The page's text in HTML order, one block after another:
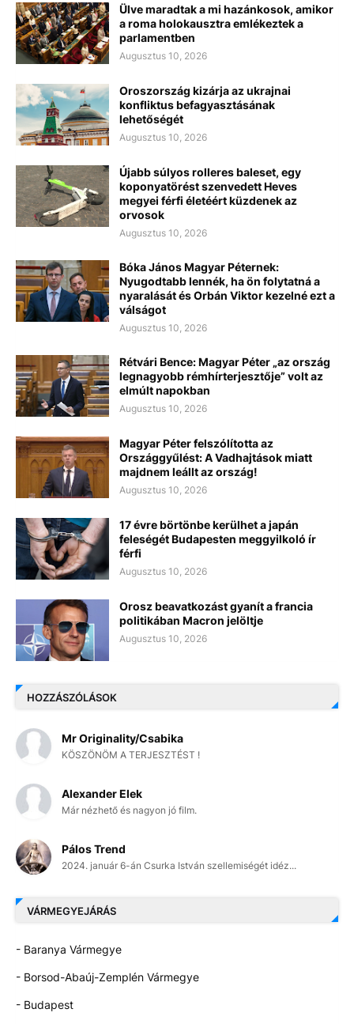
Ülve maradtak a mi hazánkosok, amikor
a roma holokausztra emlékeztek a
parlamentben
Augusztus 10, 2026
Oroszország kizárja az ukrajnai
konfliktus befagyasztásának
lehetőségét
Augusztus 10, 2026
Újabb súlyos rolleres baleset, egy
koponyatörést szenvedett Heves
megyei férfi életéért küzdenek az
orvosok
Augusztus 10, 2026
Bóka János Magyar Péternek:
Nyugodtabb lennék, ha ön folytatná a
nyaralását és Orbán Viktor kezelné ezt a
válságot
Augusztus 10, 2026
Rétvári Bence: Magyar Péter „az ország
legnagyobb rémhírterjesztője” volt az
elmúlt napokban
Augusztus 10, 2026
Magyar Péter felszólította az
Országgyűlést: A Vadhajtások miatt
majdnem leállt az ország!
Augusztus 10, 2026
17 évre börtönbe kerülhet a japán
feleségét Budapesten meggyilkoló ír
férfi
Augusztus 10, 2026
Orosz beavatkozást gyanít a francia
politikában Macron jelöltje
Augusztus 10, 2026
HOZZÁSZÓLÁSOK
Mr Originality/Csabika
KÖSZÖNÖM A TERJESZTÉST !
Alexander Elek
Már nézhető és nagyon jó film.
Pálos Trend
2024. január 6-án Csurka István szellemiségét idéz...
VÁRMEGYEJÁRÁS
- Baranya Vármegye
- Borsod-Abaúj-Zemplén Vármegye
- Budapest